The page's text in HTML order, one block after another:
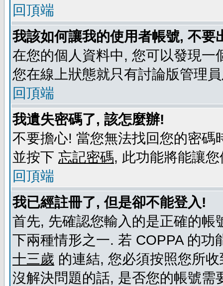
回頂端
我該如何讓我的使用者帳號, 不
在您的個人資料中, 您可以發現一
您在線上狀態就只有討論版管理
回頂端
我遺失密碼了, 該怎麼辦!
不要擔心! 當您無法找回您的密
並按下 忘記密碼, 此功能將能讓
回頂端
我已經註冊了, 但是卻不能登入!
首先, 先確認您輸入的是正確的
下兩種情形之一. 若 COPPA 的
十三歲 的連結, 您必須按照您所
沒解決問題的話, 是否您的帳號